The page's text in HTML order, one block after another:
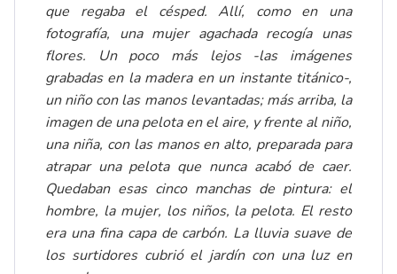
que regaba el césped. Allí, como en una
fotografía, una mujer agachada recogía unas
flores. Un poco más lejos -las imágenes
grabadas en la madera en un instante titánico-,
un niño con las manos levantadas; más arriba, la
imagen de una pelota en el aire, y frente al niño,
una niña, con las manos en alto, preparada para
atrapar una pelota que nunca acabó de caer.
Quedaban esas cinco manchas de pintura: el
hombre, la mujer, los niños, la pelota. El resto
era una fina capa de carbón. La lluvia suave de
los surtidores cubrió el jardín con una luz en